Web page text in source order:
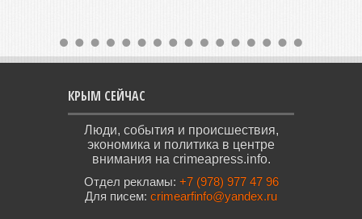
КРЫМ СЕЙЧАС
Люди, события и происшествия,
экономика и политика в центре
внимания на crimeapress.info.
Отдел рекламы: +7 (978) 977 47 96
Для писем: crimearfinfo@yandex.ru